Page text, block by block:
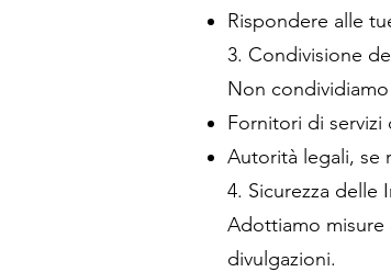
Rispondere alle
3. Condivisione
Non
Fornitori di servizi
Autorità legali, se
4. Sicurezza delle
Adottiamo misure
divulgazioni.